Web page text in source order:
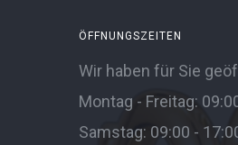
ÖFFNUNGSZEITEN
Wir haben für Sie
Montag - Freitag:
Samstag: 09:00 -